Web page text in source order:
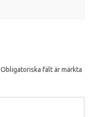
Obligatoriska fält är märkta